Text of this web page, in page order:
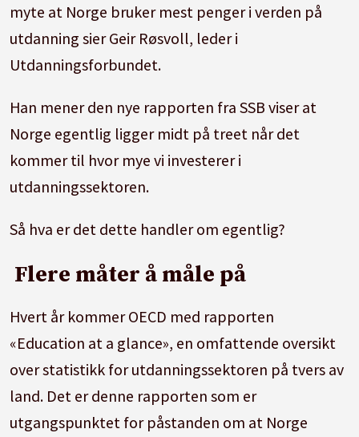
myte at Norge bruker mest penger i verden på
utdanning sier Geir Røsvoll, leder i
Utdanningsforbundet.
Han mener den nye rapporten fra SSB viser at
Norge egentlig ligger midt på treet når det
kommer til hvor mye vi investerer i
utdanningssektoren.
Så hva er det dette handler om egentlig?
Flere måter å måle på
Hvert år kommer OECD med rapporten
«Education at a glance», en omfattende oversikt
over statistikk for utdanningssektoren på tvers av
land. Det er denne rapporten som er
utgangspunktet for påstanden om at Norge